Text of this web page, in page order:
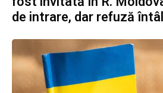
de intrare, dar refuză